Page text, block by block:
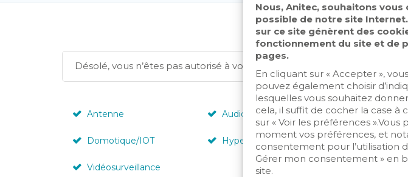
Nous, Anitec, souhaitons
possible de notre site
sur ce site génèrent des
fonctionnement du site et de
pages.
En cliquant sur « Accepter »,
pouvez également choisir
lesquelles vous souhaitez
cela, il suffit de cocher la case à
sur « Voir les préférences
moment vos préférences, et
consentement pour l’utilisation
Gérer mon consentement » en
site.
Désolé, vous n’êtes pas autorisé à voir ce contenu. Pour adhérer merci
Antenne Audiovisuel Contrôle
Domotique/IOT Hypervision
Vidéosurveillance